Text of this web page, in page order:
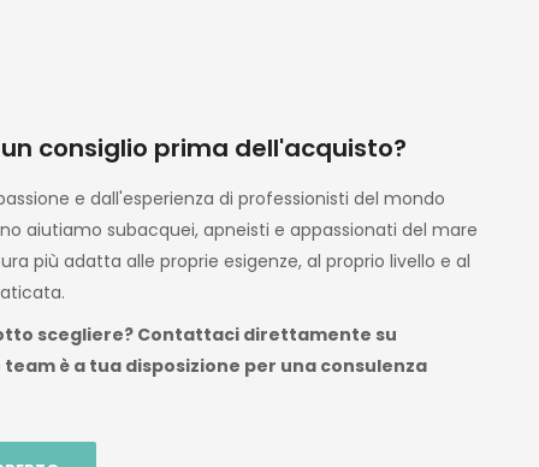
già
consiglio prima dell'acquisto?
e dall'esperienza di professionisti del mondo
aiutiamo subacquei, apneisti e appassionati del mare
più adatta alle proprie esigenze, al proprio livello e al
scegliere? Contattaci direttamente su
è a tua disposizione per una consulenza